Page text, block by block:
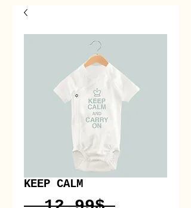
KEEP CALM